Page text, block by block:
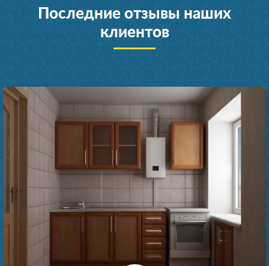
Последние отзывы наших
клиентов